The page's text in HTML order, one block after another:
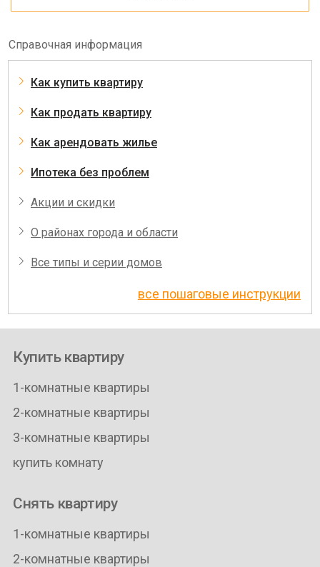
Справочная информация
Как купить квартиру
Как продать квартиру
Как арендовать жилье
Ипотека без проблем
Акции и скидки
О районах города и области
Все типы и серии домов
все пошаговые инструкции
Купить квартиру
1-комнатные квартиры
2-комнатные квартиры
3-комнатные квартиры
купить комнату
Снять квартиру
1-комнатные квартиры
2-комнатные квартиры